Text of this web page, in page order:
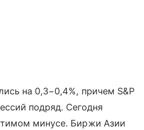
на 0,3−0,4%, причем S&P
подряд. Сегодня
минусе. Биржи Азии